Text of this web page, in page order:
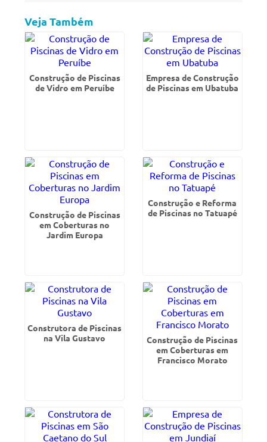
Veja Também
Construção de Piscinas
de Vidro em Peruíbe
Empresa de Construção
de Piscinas em Ubatuba
Construção de Piscinas
em Coberturas no
Jardim Europa
Construção e Reforma
de Piscinas no Tatuapé
Construtora de Piscinas
na Vila Gustavo
Construção de Piscinas
em Coberturas em
Francisco Morato